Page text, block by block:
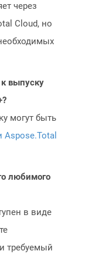
через
Cloud, но
выпуску
могут быть
Aspose.Total
любимого
в виде
требуемый